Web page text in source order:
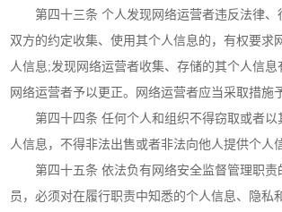
第四十三条 个人发现网络运营者违反法律、
双方的约定收集、使用其个人信息的，有权要求
人信息;发现网络运营者收集、存储的其个人信
网络运营者予以更正。网络运营者应当采取措施
第四十四条 任何个人和组织不得窃取或者以
人信息，不得非法出售或者非法向他人提供个人
第四十五条 依法负有网络安全监督管理职责
员，必须对在履行职责中知悉的个人信息、隐私